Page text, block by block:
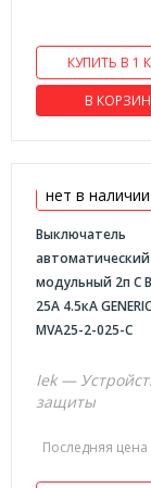
КУПИТЬ В 1
В
нет в наличии
Выключатель
автоматический
модульный 2п С
25А 4.5кА
MVA25-2-025-C
Iek —
защиты
Последняя цена